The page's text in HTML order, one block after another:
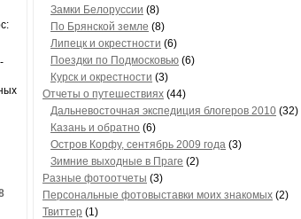
-
Замки Белоруссии (8)
По Брянской земле (8)
Липецк и окрестности (6)
Поездки по Подмосковью (6)
Курск и окрестности (3)
Отчеты о путешествиях (44)
Дальневосточная экспедиция блогеров 2010 (32)
Казань и обратно (6)
Остров Корфу, сентябрь 2009 года (3)
Зимние выходные в Праге (2)
Разные фотоотчеты (3)
Персональные фотовыставки моих знакомых (2)
Твиттер (1)